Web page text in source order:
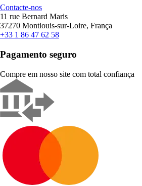
Contacte-nos
11 rue Bernard Maris
37270 Montlouis-sur-Loire, França
+33 1 86 47 62 58
Pagamento seguro
Compre em nosso site com total confiança